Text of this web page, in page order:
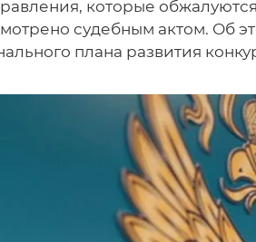
которые
судебным актом. Об
плана развития